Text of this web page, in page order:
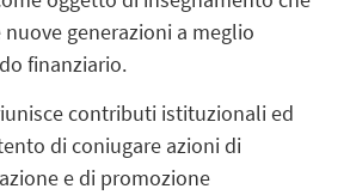
generazioni a meglio
finanziario.
contributi istituzionali ed
di coniugare azioni di
e di promozione